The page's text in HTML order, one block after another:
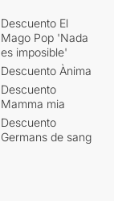
Descuento El
Mago Pop 'Nada
es imposible'
Descuento Ànima
Descuento
Mamma mia
Descuento
Germans de sang